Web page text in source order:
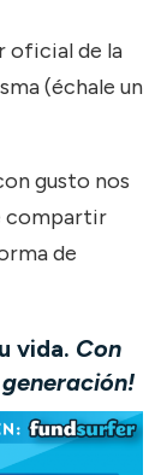
oficial de la
(échale un
gusto nos
compartir
de
vida. Con